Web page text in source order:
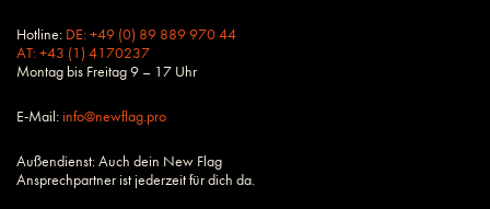
Hotline: DE: +49 (0) 89 889 970 44
AT: +43 (1) 4170237
Montag bis Freitag 9 – 17 Uhr
E-Mail:info@newflag.pro
Außendienst: Auch dein New Flag
Ansprechpartner ist jederzeit für dich da.